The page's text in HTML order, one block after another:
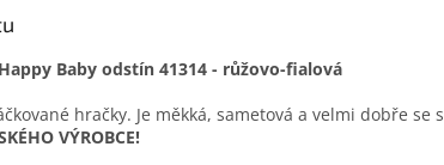
Baby odstín 41314 - růžovo-fialová
hračky. Je měkká, sametová a velmi dobře se s
VÝROBCE!